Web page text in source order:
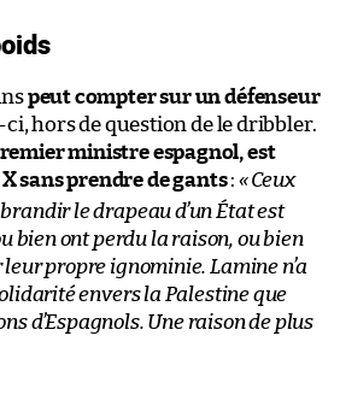
peut compter sur un défenseur
ci, hors de question de le dribbler.
ministre espagnol, est
sans prendre de gants: «Ceux
le drapeau d’un État est
bien ont perdu la raison, ou bien
propre ignominie. Lamine n’a
envers la Palestine que
d’Espagnols. Une raison de plus